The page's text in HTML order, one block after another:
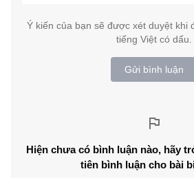
Ý kiến của bạn sẽ được xét duyệt khi
tiếng Việt có dấu.
Gửi bình luận
Hiện chưa có bình luận nào, hãy
tiên bình luận cho bài